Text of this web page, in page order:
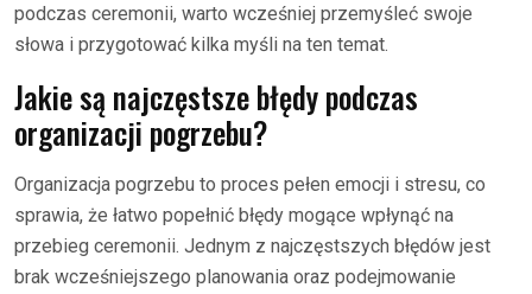
podczas ceremonii, warto wcześniej przemyśleć swoje
słowa i przygotować kilka myśli na ten temat.
Jakie są najczęstsze błędy podczas
organizacji pogrzebu?
Organizacja pogrzebu to proces pełen emocji i stresu, co
sprawia, że łatwo popełnić błędy mogące wpłynąć na
przebieg ceremonii. Jednym z najczęstszych błędów jest
brak wcześniejszego planowania oraz podejmowanie